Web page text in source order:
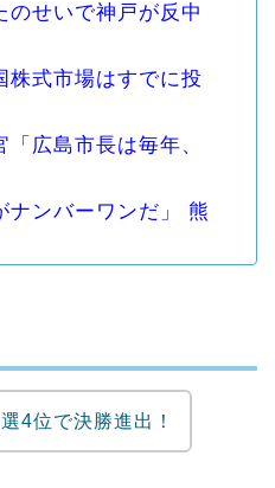
のせいで神戸が反中
株式市場はすでに投
「広島市長は毎年、
ナンバーワンだ」 熊
互RSS
4位で決勝進出！